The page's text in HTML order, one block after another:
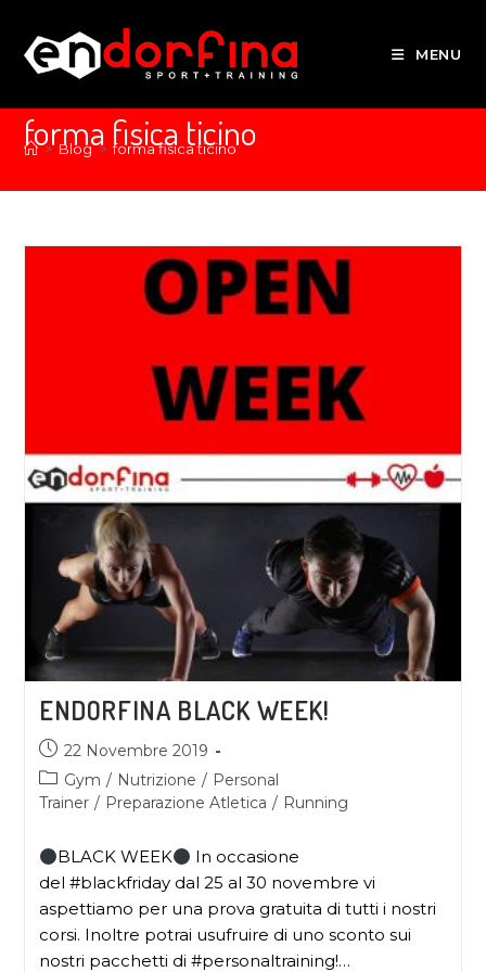
MENU
forma fisica ticino
> Blog > forma fisica ticino
ENDORFINA BLACK WEEK!
22 Novembre 2019
Gym / Nutrizione / Personal
Trainer / Preparazione Atletica / Running
BLACK WEEK
In occasione
del #blackfriday dal 25 al 30 novembre vi
aspettiamo per una prova gratuita di tutti i nostri
corsi. Inoltre potrai usufruire di uno sconto sui
nostri pacchetti di #personaltraining!…